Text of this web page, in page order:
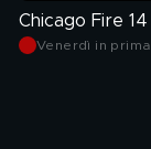
Chicago Fire 14
Venerdì in prima